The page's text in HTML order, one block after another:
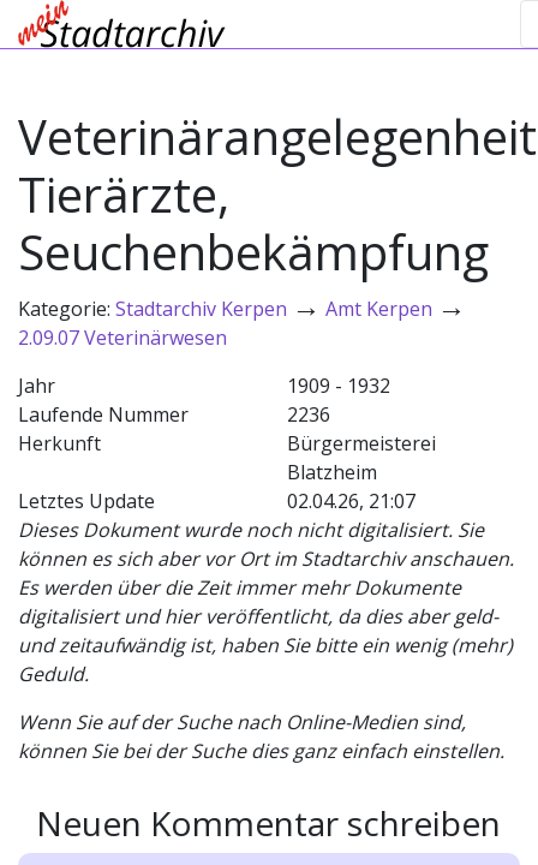
Tierärzte,
Seuchenbekämpfung
Kategorie: Stadtarchiv Kerpen → Amt Kerpen →
2.09.07 Veterinärwesen
Jahr
1909 - 1932
Laufende Nummer
2236
Herkunft
Bürgermeisterei
Blatzheim
Letztes Update
02.04.26, 21:07
Dieses Dokument wurde noch nicht digitalisiert. Sie
können es sich aber vor Ort im Stadtarchiv anschauen.
Es werden über die Zeit immer mehr Dokumente
digitalisiert und hier veröffentlicht, da dies aber geld-
und zeitaufwändig ist, haben Sie bitte ein wenig (mehr)
Geduld.
Wenn Sie auf der Suche nach Online-Medien sind,
können Sie bei der Suche dies ganz einfach einstellen.
Neuen Kommentar schreiben